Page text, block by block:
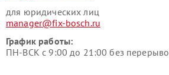
для юридических лиц
manager@fix-bosch.ru
График работы:
ПН-ВСК с 9:00 до 21:00 без